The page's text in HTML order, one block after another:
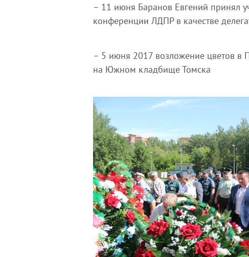
– 11 июня Баранов Евгений принял
конференции ЛДПР в качестве
– 5 июня 2017 возложение цветов в
на Южном кладбище Томска